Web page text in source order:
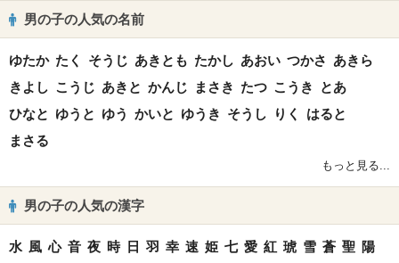
男の子の人気の名前
ゆたか たく そうじ あきとも たかし あおい つかさ あきら
きよし こうじ あきと かんじ まさき たつ こうき
とあ
ひなと ゆうと ゆう かいと ゆうき そうし りく
はると
まさる
もっと見る...
男の子の人気の漢字
水 風 心 音 夜 時 日 羽 幸 速 姫 七 愛 紅 琥 雪 蒼 聖 陽